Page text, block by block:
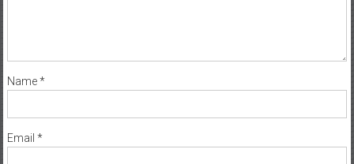
Name*
Email *